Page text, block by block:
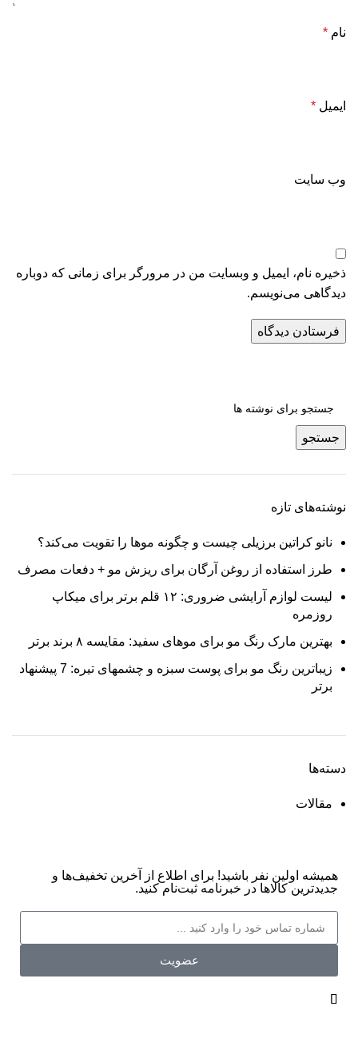
نام *
ایمیل *
وب‌ سایت
ذخیره نام، ایمیل و وبسایت من در مرورگر برای زمانی که دوباره
دیدگاهی می‌نویسم.
جستجو
نوشته‌های تازه
نانو کراتین برزیلی چیست و چگونه موها را تقویت می‌کند؟
طرز استفاده از روغن آرگان برای ریزش مو + دفعات مصرف
لیست لوازم آرایشی ضروری: ۱۲ قلم برتر برای میکاپ
روزمره
بهترین مارک رنگ مو برای موهای سفید: مقایسه ۸ برند برتر
زیباترین رنگ مو برای پوست سبزه و چشمهای تیره: 7 پیشنهاد
برتر
دسته‌ها
مقالات
همیشه اولین نفر باشید! برای اطلاع از آخرین تخفیف‌ها و
جدیدترین کالاها در خبرنامه ثبت‌نام کنید.
عضویت